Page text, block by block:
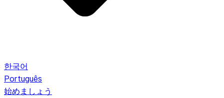
한국어
Português
始めましょう